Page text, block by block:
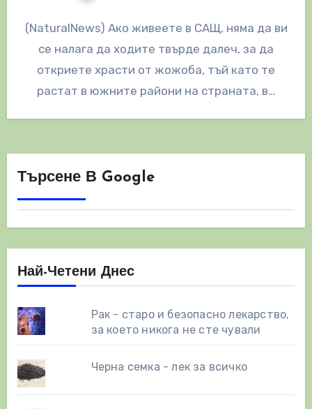
(NaturalNews) Ако живеете в САЩ, няма да ви
се налага да ходите твърде далеч, за да
откриете храсти от жожоба, тъй като те
растат в южните райони на страната, в…
Търсене В Google
Най-Четени Днес
Рак - старо и безопасно лекарство,
за което никога не сте чували
Черна семка - лек за всичко